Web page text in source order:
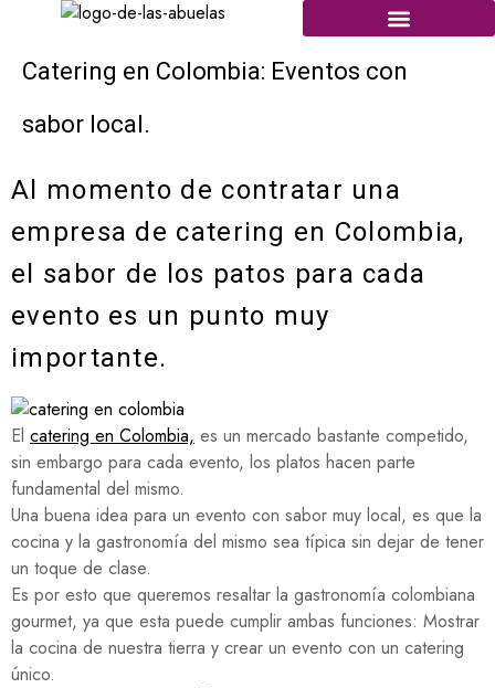
Catering en Colombia: Eventos con
sabor local.
Al momento de contratar una
empresa de catering en Colombia,
el sabor de los patos para cada
evento es un punto muy
importante.
El catering en Colombia, es un mercado bastante competido,
sin embargo para cada evento, los platos hacen parte
fundamental del mismo.
Una buena idea para un evento con sabor muy local, es que la
cocina y la gastronomía del mismo sea típica sin dejar de tener
un toque de clase.
Es por esto que queremos resaltar la gastronomía colombiana
gourmet, ya que esta puede cumplir ambas funciones: Mostrar
la cocina de nuestra tierra y crear un evento con un catering
único.